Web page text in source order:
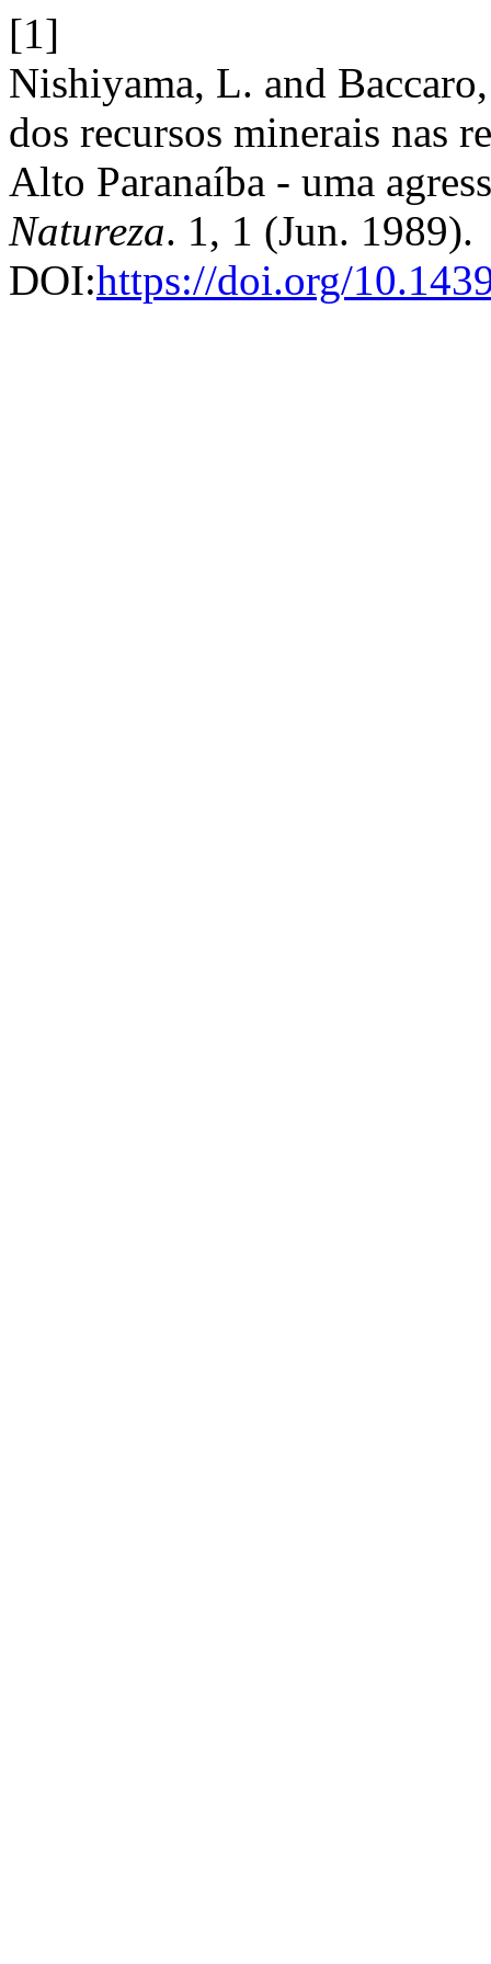
[1]
Nishiyama, L. and
dos recursos minerais nas
Alto Paranaíba - uma
Natureza. 1, 1 (Jun. 1989).
DOI:https://doi.org/